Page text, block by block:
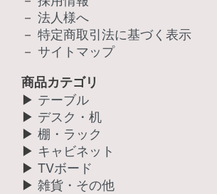
－ 法人様へ
－ 特定商取引法に基づく表示
－ サイトマップ
商品カテゴリ
▶ テーブル
▶ デスク・机
▶ 棚・ラック
▶ キャビネット
▶ TVボード
▶ 雑貨・その他